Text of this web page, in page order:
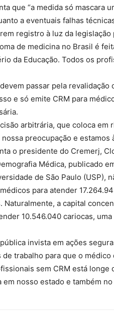
que “a medida só mascara
a eventuais falhas
registro à luz da legislação
de medicina no Brasil é
da Educação. Todos os
passar pela revalidação
e só emite CRM para
arbitrária, que coloca em
preocupação e
o presidente do Cremerj,
Médica, publicado
de São Paulo (USP),
para atender
Naturalmente, a capital
10.546.040 cariocas,
invista em ações
trabalho para que o médico
sem CRM está longe
nosso estado e também